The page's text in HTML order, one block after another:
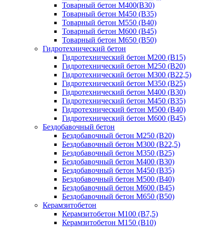
Товарный бетон М400(B30)
Товарный бетон М450 (B35)
Товарный бетон М550 (B40)
Товарный бетон М600 (B45)
Товарный бетон М650 (B50)
Гидротехнический бетон
Гидротехнический бетон М200 (B15)
Гидротехнический бетон М250 (B20)
Гидротехнический бетон М300 (B22,5)
Гидротехнический бетон М350 (B25)
Гидротехнический бетон М400 (B30)
Гидротехнический бетон М450 (B35)
Гидротехнический бетон М500 (B40)
Гидротехнический бетон М600 (B45)
Бездобавочный бетон
Бездобавочный бетон М250 (B20)
Бездобавочный бетон М300 (B22,5)
Бездобавочный бетон М350 (B25)
Бездобавочный бетон М400 (B30)
Бездобавочный бетон М450 (B35)
Бездобавочный бетон М500 (B40)
Бездобавочный бетон М600 (B45)
Бездобавочный бетон М650 (B50)
Керамзитобетон
Керамзитобетон М100 (В7,5)
Керамзитобетон М150 (В10)